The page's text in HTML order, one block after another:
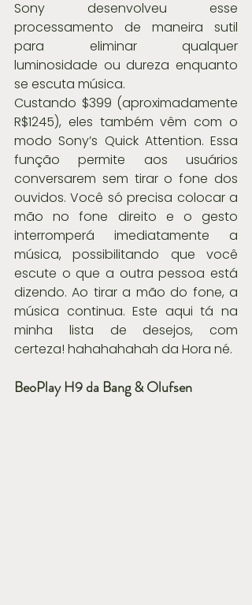
Sony desenvolveu esse
processamento de maneira sutil
para eliminar qualquer
luminosidade ou dureza enquanto
se escuta música.
Custando $399 (aproximadamente
R$1245), eles também vêm com o
modo Sony’s Quick Attention. Essa
função permite aos usuários
conversarem sem tirar o fone dos
ouvidos. Você só precisa colocar a
mão no fone direito e o gesto
interromperá imediatamente a
música, possibilitando que você
escute o que a outra pessoa está
dizendo. Ao tirar a mão do fone, a
música continua. Este aqui tá na
minha lista de desejos, com
certeza! hahahahahah da Hora né.
BeoPlay H9 da Bang & Olufsen